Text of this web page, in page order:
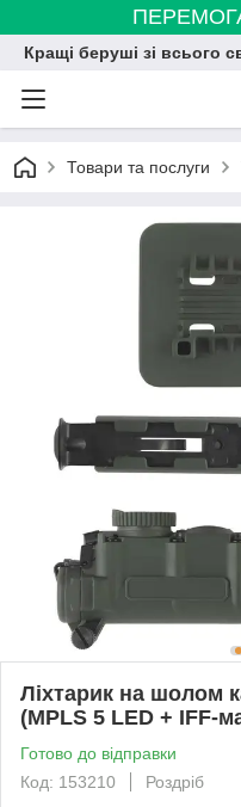
Кращі беруші зі всього
Товари та послуги
Ліхтарик на шолом
(MPLS 5 LED + IFF-
Готово до відправки
Код: 153210
Роздріб